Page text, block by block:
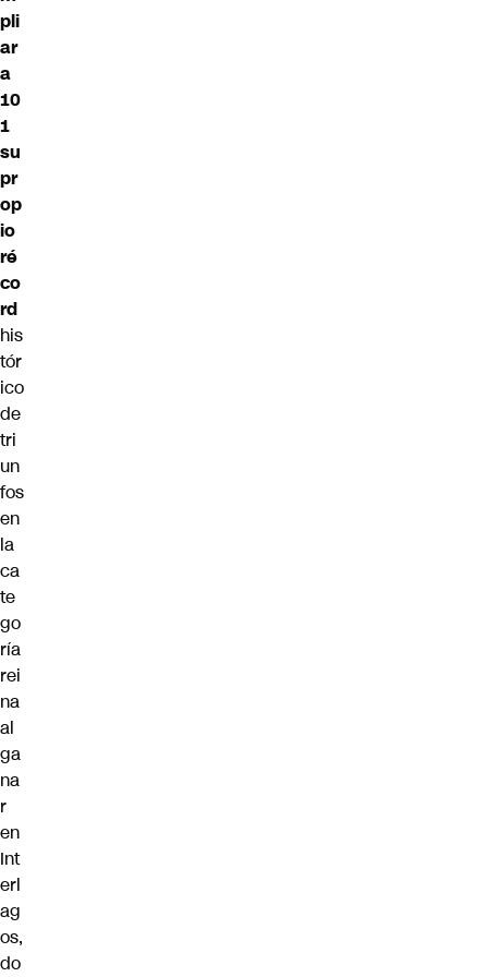
pli
ar
a
10
1
su
pr
op
io
ré
co
rd
his
tór
ico
de
tri
un
fos
en
la
ca
te
go
ría
rei
na
al
ga
na
r
en
Int
erl
ag
os,
do